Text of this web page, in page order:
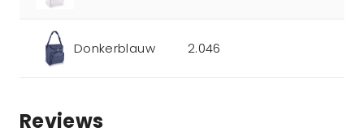
Donkerblauw 2.046
Reviews